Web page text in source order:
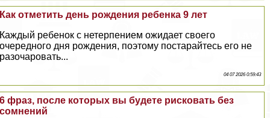
Как отметить день рождения ребенка 9 лет
Каждый ребенок с нетерпением ожидает своего
очередного дня рождения, поэтому постарайтесь его не
разочаровать...
04 07 2026 0:59:43
6 фраз, после которых вы будете рисковать без
сомнений